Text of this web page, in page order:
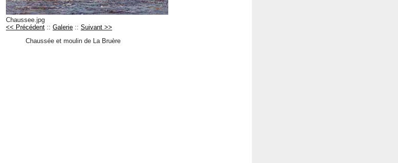
Chaussee.jpg
<< Précédent :: Galerie :: Suivant >>
Chaussée et moulin de La Bruère